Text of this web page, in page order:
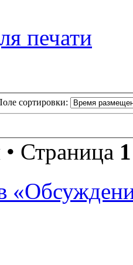
печати
сортировки:
Страница 1